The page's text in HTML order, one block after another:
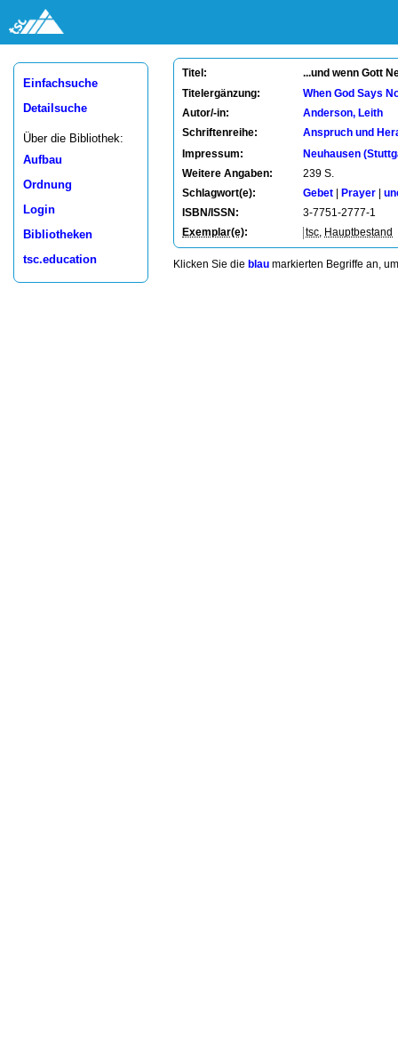
Einfachsuche
Detailsuche
Über die Bibliothek:
Aufbau
Ordnung
Login
Bibliotheken
tsc.education
Titel: ...und wenn Gott
Titelergänzung:
When God Says
Autor/-in:
Anderson, Leith
Schriftenreihe:
Anspruch und
Impressum:
Neuhausen
Weitere Angaben:
239 S.
Schlagwort(e):
Gebet Prayer
ISBN/ISSN:
3-7751-2777-1
Exemplar(e): tsc Hauptbestand
Klicken Sie die blau markierten Begriffe an,